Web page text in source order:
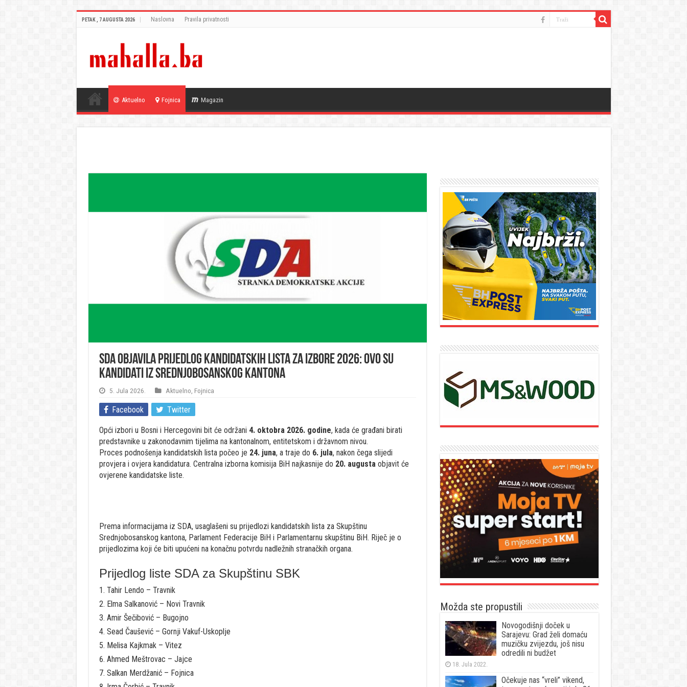
PETAK , 7 AUGUSTA 2026 Naslovna Pravila privatnosti
Aktuelno Fojnica Magazin
SDA objavila prijedlog kandidatskih lista za izbore 2026: Ovo su
kandidati iz Srednjobosanskog kantona
5. Jula 2026. Aktuelno Fojnica
Facebook Twitter
Opći izbori u Bosni i Hercegovini bit će održani 4. oktobra 2026. godine, kada će građani birati
predstavnike u zakonodavnim tijelima na kantonalnom, entitetskom i državnom nivou.
Proces podnošenja kandidatskih lista počeo je 24. juna, a traje do 6. jula, nakon čega slijedi
provjera i ovjera kandidatura. Centralna izborna komisija BiH najkasnije do 20. augustaobjavit će
ovjerene kandidatske liste.
Prema informacijama iz SDA, usaglašeni su prijedlozi kandidatskih lista za Skupštinu
Srednjobosanskog kantona, Parlament Federacije BiH i Parlamentarnu skupštinu BiH. Riječ je o
prijedlozima koji će biti upućeni na konačnu potvrdu nadležnih stranačkih organa.
Prijedlog liste SDA za Skupštinu SBK
Tahir Lendo – Travnik
Elma Salkanović – Novi Travnik
Amir Šečibović – Bugojno
Sead Čaušević – Gornji Vakuf-Uskoplje
Melisa Kajkmak – Vitez
Ahmed Meštrovac – Jajce
Salkan Merdžanić – Fojnica
Možda ste propustili
Novogodišnji doček u
Sarajevu: Grad želi domaću
muzičku zvijezdu, još nisu
odredili ni budžet
18. Jula 2022.
Očekuje nas “vreli” vikend,